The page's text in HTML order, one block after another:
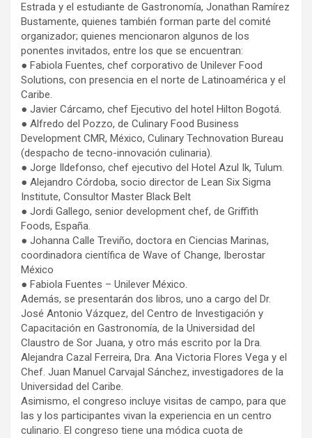
Estrada y el estudiante de Gastronomía, Jonathan Ramírez
Bustamente, quienes también forman parte del comité
organizador; quienes mencionaron algunos de los
ponentes invitados, entre los que se encuentran:
● Fabiola Fuentes, chef corporativo de Unilever Food
Solutions, con presencia en el norte de Latinoamérica y el
Caribe.
● Javier Cárcamo, chef Ejecutivo del hotel Hilton Bogotá.
● Alfredo del Pozzo, de Culinary Food Business
Development CMR, México, Culinary Technovation Bureau
(despacho de tecno-innovación culinaria).
● Jorge Ildefonso, chef ejecutivo del Hotel Azul Ik, Tulum.
● Alejandro Córdoba, socio director de Lean Six Sigma
Institute, Consultor Master Black Belt
● Jordi Gallego, senior development chef, de Griffith
Foods, España.
● Johanna Calle Treviño, doctora en Ciencias Marinas,
coordinadora científica de Wave of Change, Iberostar
México
● Fabiola Fuentes – Unilever México.
Además, se presentarán dos libros, uno a cargo del Dr.
José Antonio Vázquez, del Centro de Investigación y
Capacitación en Gastronomía, de la Universidad del
Claustro de Sor Juana, y otro más escrito por la Dra.
Alejandra Cazal Ferreira, Dra. Ana Victoria Flores Vega y el
Chef. Juan Manuel Carvajal Sánchez, investigadores de la
Universidad del Caribe.
Asimismo, el congreso incluye visitas de campo, para que
las y los participantes vivan la experiencia en un centro
culinario. El congreso tiene una módica cuota de